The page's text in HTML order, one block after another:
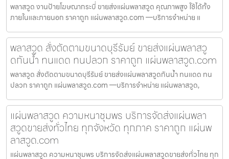
พลาสวูด งานป้ายโฆษณากระบี่ ขายส่งแผ่นพลาสวูด คุณภาพสูง ใช้ได้ทั้ง
ภายในและภายนอก ราคาถูก แผ่นพลาสวูด.com —บริการจำหน่าย แ
พลาสวูด สั่งตัดตามขนาดบุรีรัมย์ ขายส่งแผ่นพลาสวู
ดกันน้ำ ทนแดด ทนปลวก ราคาถูก แผ่นพลาสวูด.com
พลาสวูด สั่งตัดตามขนาดบุรีรัมย์ ขายส่งแผ่นพลาสวูดกันน้ำ ทนแดด ทน
ปลวก ราคาถูก แผ่นพลาสวูด.com —บริการจำหน่าย แผ่นพลาสวูด,
แผ่นพลาสวูด ความหนาชุมพร บริการจัดส่งแผ่นพลา
สวูดขายส่งทั่วไทย ทุกจังหวัด ทุกภาค ราคาถูก แผ่นพ
ลาสวูด.com
แผ่นพลาสวูด ความหนาชุมพร บริการจัดส่งแผ่นพลาสวูดขายส่งทั่วไทย ทุก